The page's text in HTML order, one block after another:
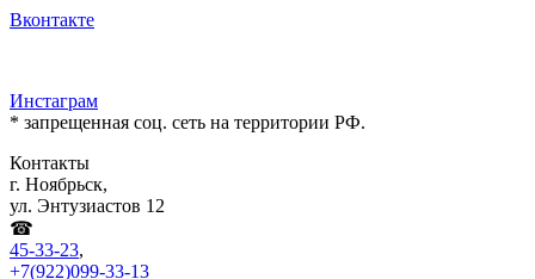
Вконтакте
Инстаграм
* запрещенная соц. сеть на территории РФ.
Контакты
г. Ноябрьск,
ул. Энтузиастов 12
☎
45-33-23,
+7(922)099-33-13